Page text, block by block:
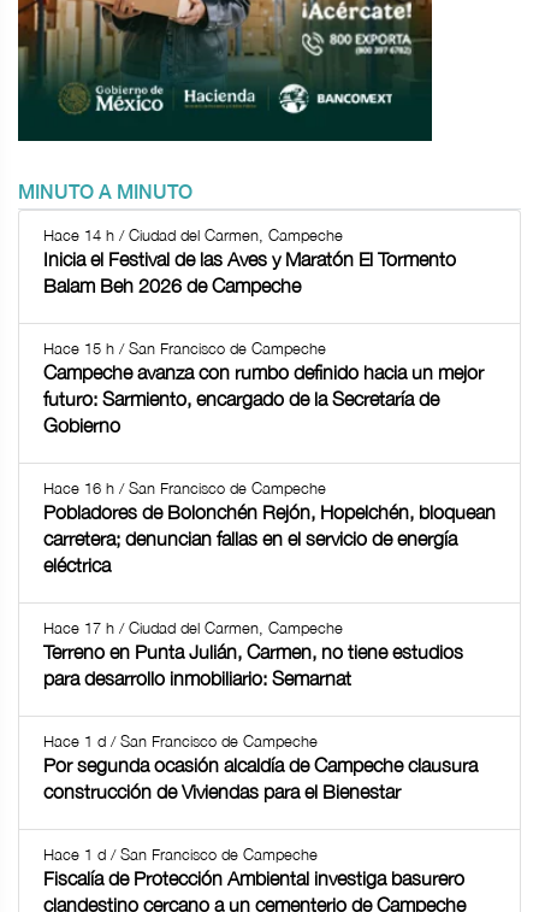
MINUTO A MINUTO
Hace 14 h / Ciudad del Carmen, Campeche
Inicia el Festival de las Aves y Maratón El Tormento
Balam Beh 2026 de Campeche
Hace 15 h / San Francisco de Campeche
Campeche avanza con rumbo definido hacia un mejor
futuro: Sarmiento, encargado de la Secretaría de
Gobierno
Hace 16 h / San Francisco de Campeche
Pobladores de Bolonchén Rejón, Hopelchén, bloquean
carretera; denuncian fallas en el servicio de energía
eléctrica
Hace 17 h / Ciudad del Carmen, Campeche
Terreno en Punta Julián, Carmen, no tiene estudios
para desarrollo inmobiliario: Semarnat
Hace 1 d / San Francisco de Campeche
Por segunda ocasión alcaldía de Campeche clausura
construcción de Viviendas para el Bienestar
Hace 1 d / San Francisco de Campeche
Fiscalía de Protección Ambiental investiga basurero
clandestino cercano a un cementerio de Campeche